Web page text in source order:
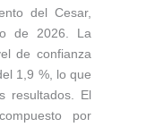
del Cesar,
de 2026. La
de confianza
1,9 %, lo que
resultados. El
por